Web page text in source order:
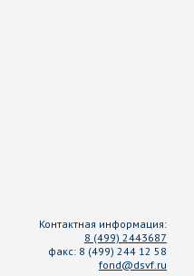
Контактная информация:
8 (499) 2443687
факс: 8 (499) 244 12 58
fond@dsvf.ru